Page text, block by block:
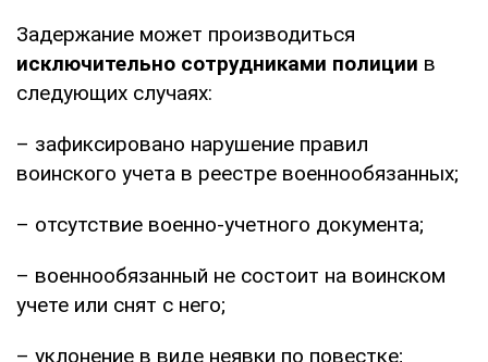
Задержание может производиться
исключительно сотрудниками полиции в
следующих случаях:
– зафиксировано нарушение правил
воинского учета в реестре военнообязанных;
– отсутствие военно-учетного документа;
– военнообязанный не состоит на воинском
учете или снят с него;
– уклонение в виде неявки по повестке;